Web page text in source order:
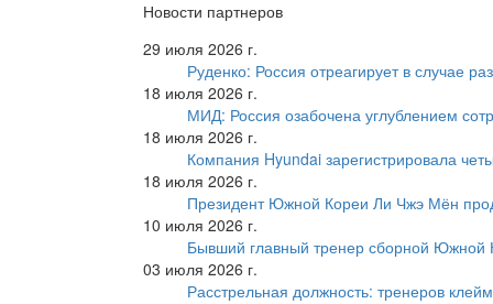
Новости партнеров
29 июля 2026 г.
Руденко: Россия отреагирует в случае
18 июля 2026 г.
МИД: Россия озабочена углублением
18 июля 2026 г.
Компания Hyundai зарегистрировала
18 июля 2026 г.
Президент Южной Кореи Ли Чжэ Мён
10 июля 2026 г.
Бывший главный тренер сборной Южной
03 июля 2026 г.
Расстрельная должность: тренеров